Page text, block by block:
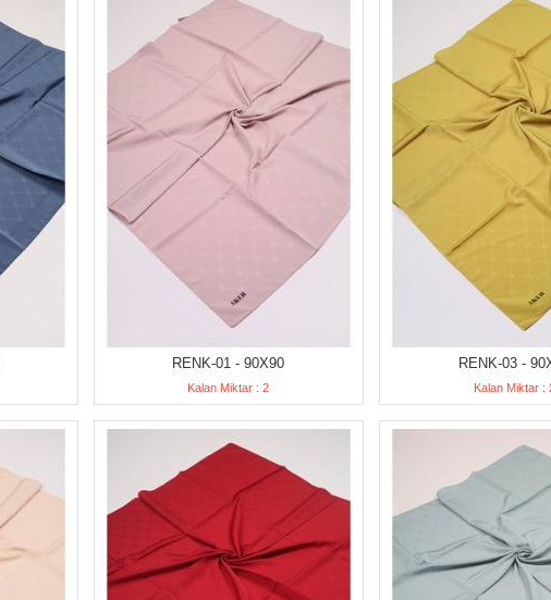
RENK-01 - 90X90
Kalan Miktar : 2
RENK-03 -
Kalan Miktar :